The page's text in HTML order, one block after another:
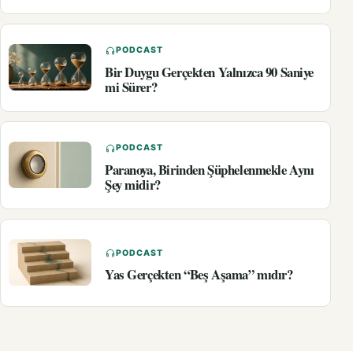
PODCAST
Bir Duygu Gerçekten Yalnızca 90 Saniye
mi Sürer?
PODCAST
Paranoya, Birinden Şüphelenmekle Aynı
Şey midir?
PODCAST
Yas Gerçekten “Beş Aşama” mıdır?